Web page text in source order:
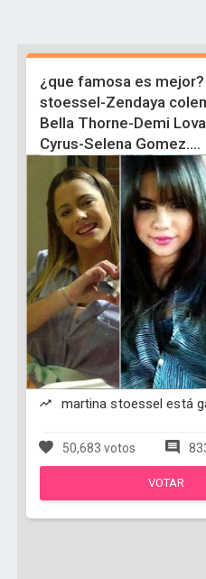
¿que famosa es
stoessel-Zendaya
Bella Thorne-Demi
Cyrus-Selena Gomez....
martina stoessel está
50,683 votos
VOTAR